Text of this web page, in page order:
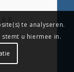
te analyseren.
u hiermee in.